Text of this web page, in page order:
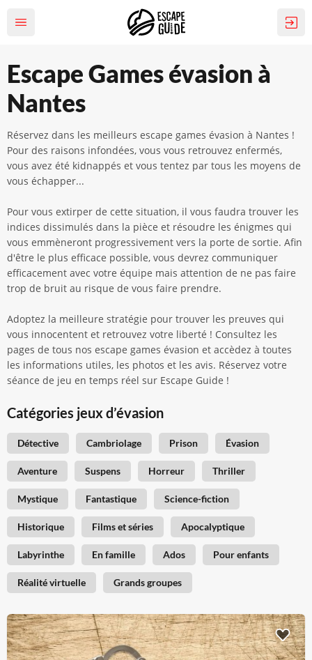
Escape Games évasion à
Nantes
Réservez dans les meilleurs escape games évasion à Nantes !
Pour des raisons infondées, vous vous retrouvez enfermés,
vous avez été kidnappés et vous tentez par tous les moyens de
vous échapper...
Pour vous extirper de cette situation, il vous faudra trouver les
indices dissimulés dans la pièce et résoudre les énigmes qui
vous emmèneront progressivement vers la porte de sortie. Afin
d'être le plus efficace possible, vous devrez communiquer
efficacement avec votre équipe mais attention de ne pas faire
trop de bruit au risque de vous faire prendre.
Adoptez la meilleure stratégie pour trouver les preuves qui
vous innocentent et retrouvez votre liberté ! Consultez les
pages de tous nos escape games évasion et accèdez à toutes
les informations utiles, les photos et les avis. Réservez votre
séance de jeu en temps réel sur Escape Guide !
Catégories jeux d’évasion
Détective Cambriolage Prison Évasion
Aventure Suspens Horreur Thriller
Mystique Fantastique Science-fiction
Historique Films et séries Apocalyptique
Labyrinthe En famille Ados Pour enfants
Réalité virtuelle Grands groupes